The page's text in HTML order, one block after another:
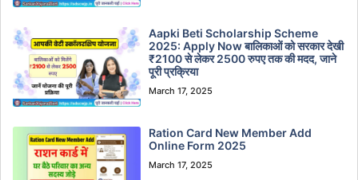
Aapki Beti Scholarship Scheme
2025: Apply Now बालिकाओं को सरकार देखी
₹2100 से लेकर 2500 रुपए तक की मदद, जाने
पूरी प्रक्रिया
March 17, 2025
Ration Card New Member Add
Online Form 2025
March 17, 2025